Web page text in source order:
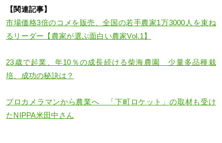
【関連記事】
市場価格3倍のコメを販売、全国の若手農家1万3000人を束ね
るリーダー【農家が選ぶ面白い農家Vol.1】
23歳で起業、年10％の成長続ける柴海農園 少量多品種栽
培、成功の秘訣は？
プロカメラマンから農業へ 「下町ロケット」の取材も受け
たNIPPA米田中さん